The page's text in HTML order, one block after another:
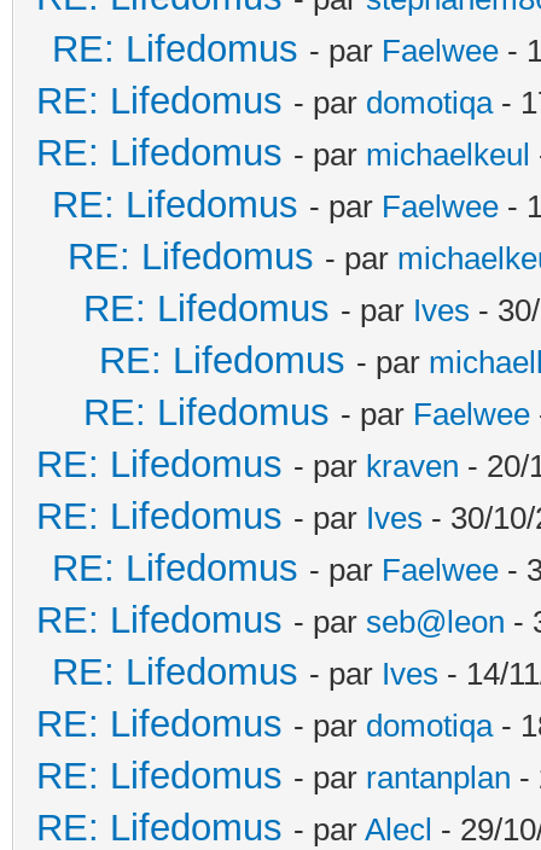
RE: Lifedomus - par Faelwee -
RE: Lifedomus - par domotiqa-
RE: Lifedomus - par michaelkeul
RE: Lifedomus - par Faelwee -
RE: Lifedomus - par
RE: Lifedomus - par Ives -
RE: Lifedomus - par
RE: Lifedomus - par Faelwee
RE: Lifedomus - par kraven - 20/
RE: Lifedomus - par Ives - 30/
RE: Lifedomus - par Faelwee -
RE: Lifedomus - par seb@leon -
RE: Lifedomus - par Ives - 14/
RE: Lifedomus - par domotiqa-
RE: Lifedomus - par rantanplan -
RE: Lifedomus - par Alecl - 29/